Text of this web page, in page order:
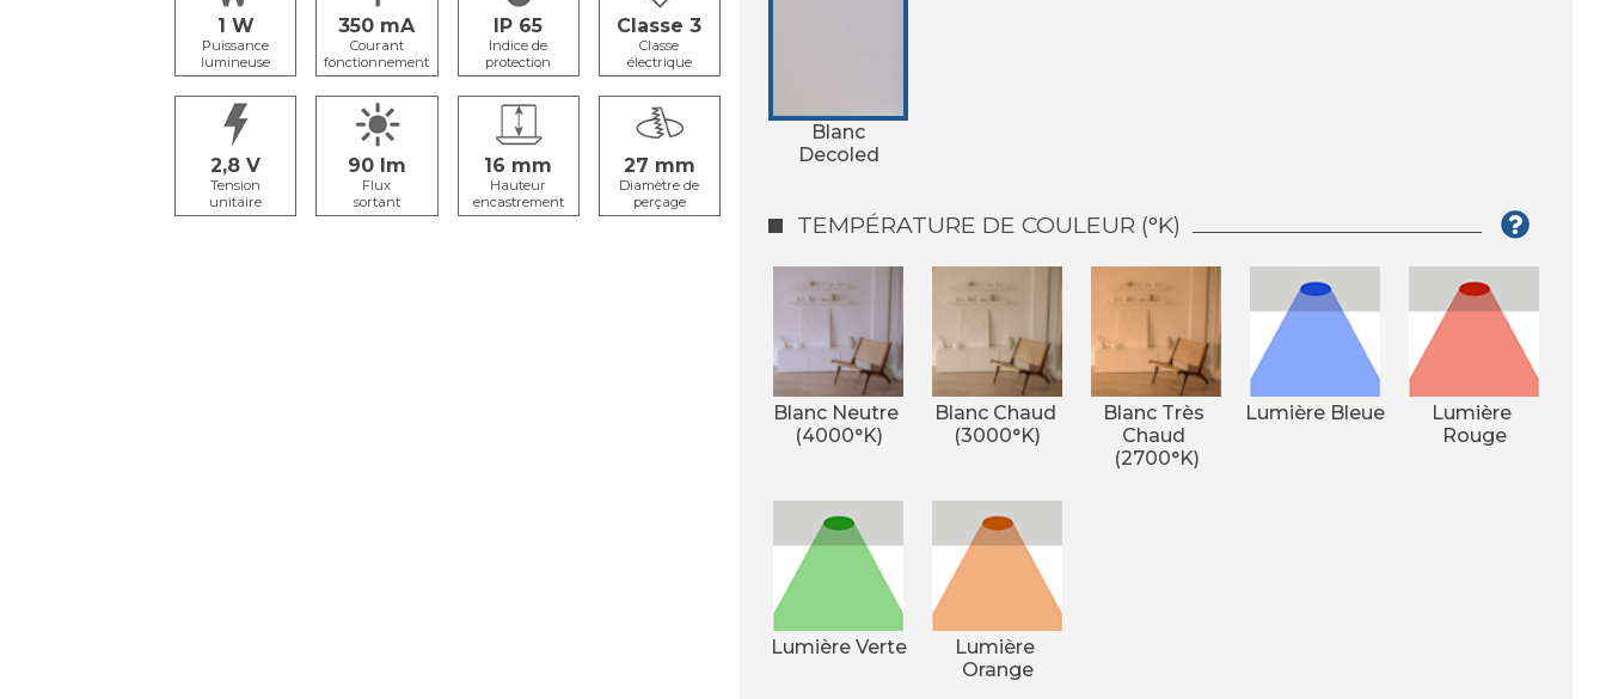
1
Puissance
lumineuse
350
Courant
fonctionnement
IP 65
Indice de
protection
Classe 3
Classe
électrique
2,8
Tension
unitaire
90
Flux
sortant
16
Hauteur
encastrement
27
Diamètre de
perçage
Blanc
Decoled
TEMPÉRATURE DE COULEUR (°K)
Blanc Neutre
(4000°K)
Blanc Chaud
(3000°K)
Blanc Très
Chaud
(2700°K)
Lumière Bleue
Lumière
Rouge
Lumière Verte
Lumière
Orange